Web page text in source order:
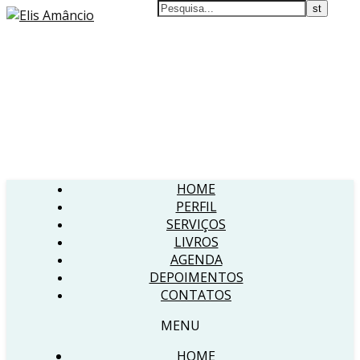
HOME
PERFIL
SERVIÇOS
LIVROS
AGENDA
DEPOIMENTOS
CONTATOS
MENU
HOME